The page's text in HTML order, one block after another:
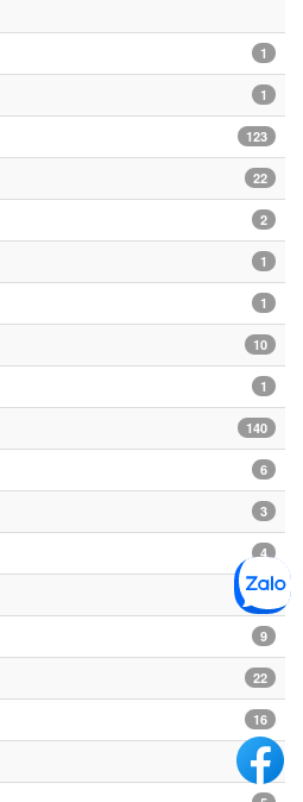
1
1
123
22
2
1
1
10
1
140
6
3
4
2
9
22
16
34